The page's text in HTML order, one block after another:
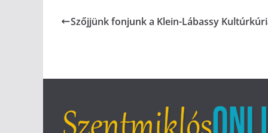
Szőjjünk fonjunk a Klein-Lábassy